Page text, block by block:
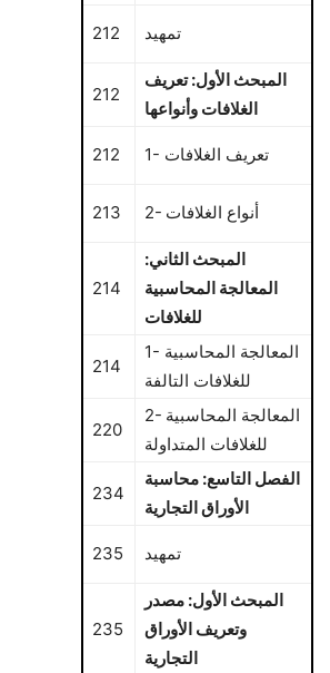
212 تمهيد
212
المبحث الأول: تعريف
الغلافات وأنواعها
212 1- تعريف الغلافات
213 2- أنواع الغلافات
214
المبحث الثاني:
المعالجة المحاسبية
للغلافات
214
1- المعالجة المحاسبية
للغلافات التالفة
220
2- المعالجة المحاسبية
للغلافات المتداولة
234
الفصل التاسع: محاسبة
الأوراق التجارية
235 تمهيد
235
المبحث الأول: مصدر
وتعريف الأوراق
التجارية